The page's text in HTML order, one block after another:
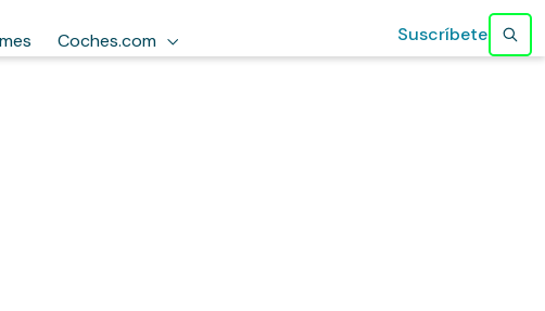
Coches.com Suscríbete